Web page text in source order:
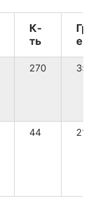
К-
ть
270
44